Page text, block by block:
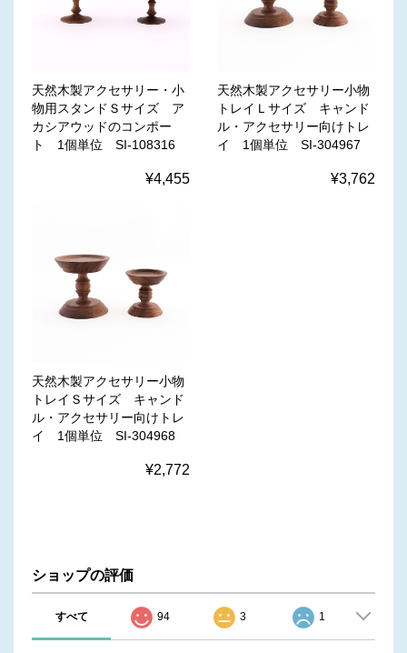
天然木製アクセサリー・小
物用スタンドＳサイズ ア
カシアウッドのコンポー
ト 1個単位 SI-108316
¥4,455
天然木製アクセサリー小物
トレイＬサイズ キャンド
ル・アクセサリー向けトレ
イ 1個単位 SI-304967
¥3,762
天然木製アクセサリー小物
トレイＳサイズ キャンド
ル・アクセサリー向けトレ
イ 1個単位 SI-304968
¥2,772
ショップの評価
すべて 94 3 1